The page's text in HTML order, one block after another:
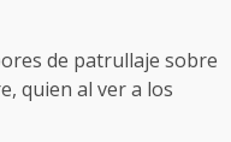
de patrullaje sobre
quien al ver a los